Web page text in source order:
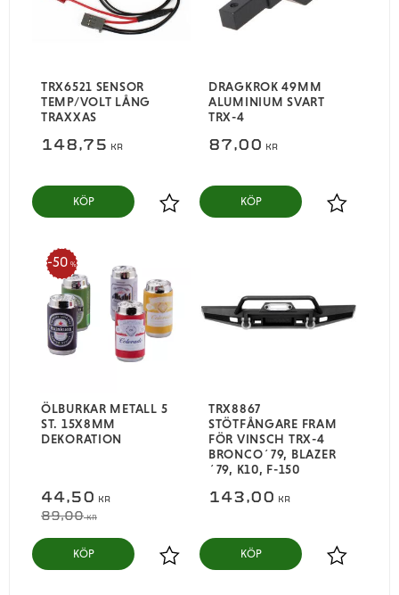
TRX6521 SENSOR
TEMP/VOLT LÅNG
TRAXXAS
148,75 KR
Lägg till i favoriter
KÖP
DRAGKROK 49MM
ALUMINIUM SVART
TRX-4
87,00 KR
Lägg till i
KÖP
ÖLBURKAR METALL 5
ST. 15X8MM
DEKORATION
44,50 KR
89,00KR
50 %
Lägg till i favoriter
KÖP
TRX8867
STÖTFÅNGARE FRAM
FÖR VINSCH TRX-4
BRONCO´79, BLAZER
´79, K10, F-150
143,00 KR
Lägg till i
KÖP